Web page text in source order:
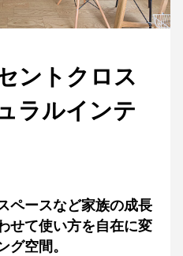
ントクロス
ラルインテ
ペースなど家族の成長
せて使い方を自在に変
グ空間。